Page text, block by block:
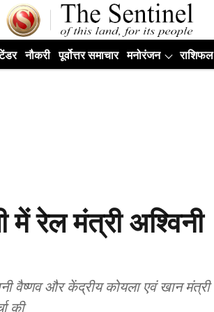
नौकरी पूर्वोत्तर समाचार मनोरंजन राशिफल
रेल मंत्री अश्विनी
वैष्णव और केंद्रीय कोयला एवं खान मंत्री
की